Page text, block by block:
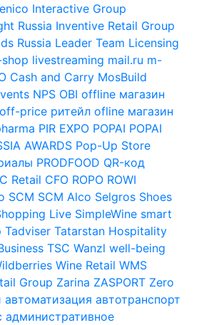
Interactive Group
Russia Inventive Retail Group
Russia Leader Team Licensing
livestreaming mail.ru m-
Cash and Carry MosBuild
NPS OBI offline магазин
off-price ритейл ofline магазин
PIR EXPO POPAI POPAI
AWARDS Pop-Up Store
PRODFOOD QR-код
Retail CFO ROPO ROWI
SCM SCM Alco Selgros Shoes
Live SimpleWine smart
Tadviser Tatarstan Hospitality
TSC Wanzl well-being
Wine Retail WMS
Group Zarina ZASPORT Zero
автоматизация автотранспорт
административное